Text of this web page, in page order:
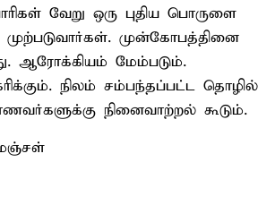
வேறு ஒரு புதிய பொருளை
முன்கோபத்தினை
ஆரோக்கியம் மேம்படும்.
நிலம் சம்பந்தப்பட்ட தொழில்
நினைவாற்றல் கூடும்.